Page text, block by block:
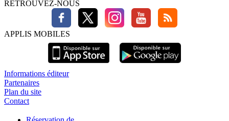
RETROUVEZ-NOUS
APPLIS MOBILES
Informations éditeur
Partenaires
Plan du site
Contact